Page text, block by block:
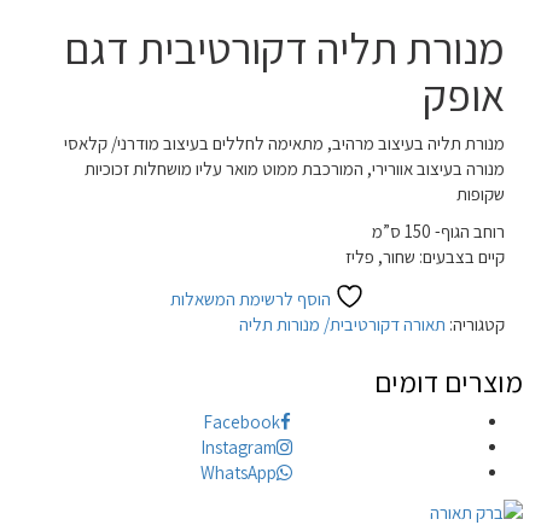
מנורת תליה דקורטיבית דגם
אופק
מנורת תליה בעיצוב מרהיב, מתאימה לחללים בעיצוב מודרני/ קלאסי
מנורה בעיצוב אוורירי, המורכבת ממוט מואר עליו מושחלות זכוכיות
שקופות
רוחב הגוף- 150 ס”מ
קיים בצבעים: שחור, פליז
הוסף לרשימת המשאלות
קטגוריה: תאורה דקורטיבית/ מנורות תליה
מוצרים דומים
Facebook
Instagram
WhatsApp